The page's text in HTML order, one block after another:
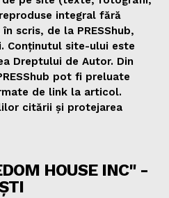
integral fără
scris, de la PRESShub,
Conținutul site-ului este
Dreptului de Autor. Din
pot fi preluate
de link la articol.
citării și protejarea
HOUSE INC" -